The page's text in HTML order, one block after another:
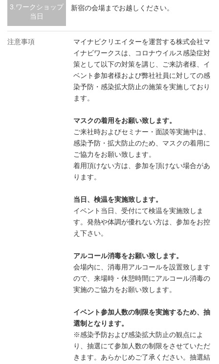
3.ワークショップ
当日
新宿の会場までお越しください。
注意事項
マイナビクリエイターを運営する株式会社マ
イナビワークスは、コロナウイルス感染症対
策として以下の対策を講じ、ご来訪者様、イ
ベント参加者様および弊社社員に対しての感
染予防・感染拡大防止の施策を実施しており
ます。
マスクの着用をお願い致します。
ご来社時およびセミナー・面談等実施中は、
感染予防・拡大防止のため、マスクの着用に
ご協力をお願い致します。
着用頂けない方は、参加を頂けない場合があ
ります。
当日、検温を実施致します。
イベント当日、受付にて検温を実施致しま
す。発熱や体調が優れない方は、参加をお控
え下さい。
アルコール消毒をお願い致します。
会場内に、消毒用アルコールを設置致します
ので、来場時・休憩時間にアルコール消毒の
実施のご協力をお願い致します。
イベント参加人数の制限を実施するため、抽
選制となります。
※感染予防および感染拡大防止の観点によ
り、抽選にて参加人数の制限をさせていただ
きます。あらかじめご了承ください。抽選結